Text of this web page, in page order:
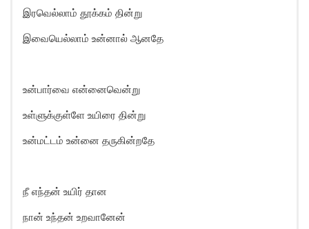
இரவெல்லாம் தூக்கம் தின்று
இவையெல்லாம் உன்னால் ஆனதே
உன்பார்வை என்னைவென்று
உள்ளுக்குள்ளே உயிரை தின்று
உன்மட்டம் உன்னை தருகின்றதே
நீ எந்தன் உயிர் தான
நான் உந்தன் உறவானேன்